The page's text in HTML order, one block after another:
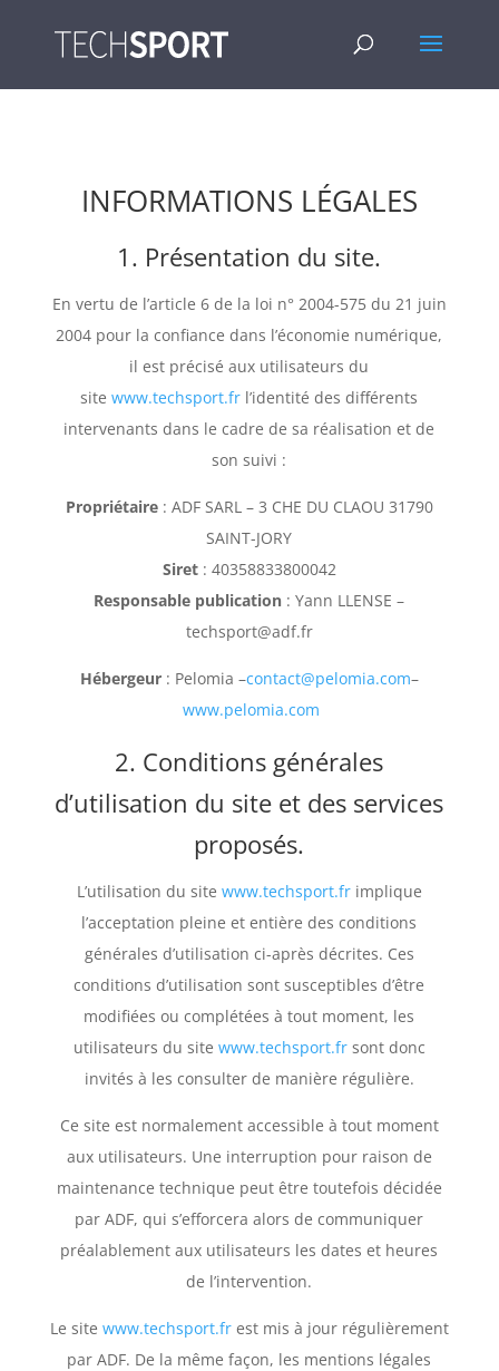
INFORMATIONS LÉGALES
1. Présentation du site.
En vertu de l’article 6 de la loi n° 2004-575 du 21 juin
2004 pour la confiance dans l’économie numérique,
il est précisé aux utilisateurs du
site www.techsport.fr l’identité des différents
intervenants dans le cadre de sa réalisation et de
son suivi :
Propriétaire : ADF SARL – 3 CHE DU CLAOU 31790
SAINT-JORY
Siret : 40358833800042
Responsable publication : Yann LLENSE –
techsport@adf.fr
Hébergeur : Pelomia –contact@pelomia.com–
www.pelomia.com
2. Conditions générales
d’utilisation du site et des services
proposés.
L’utilisation du site www.techsport.fr implique
l’acceptation pleine et entière des conditions
générales d’utilisation ci-après décrites. Ces
conditions d’utilisation sont susceptibles d’être
modifiées ou complétées à tout moment, les
utilisateurs du site www.techsport.fr sont donc
invités à les consulter de manière régulière.
Ce site est normalement accessible à tout moment
aux utilisateurs. Une interruption pour raison de
maintenance technique peut être toutefois décidée
par ADF, qui s’efforcera alors de communiquer
préalablement aux utilisateurs les dates et heures
de l’intervention.
Le site www.techsport.fr est mis à jour régulièrement
par ADF. De la même façon, les mentions légales